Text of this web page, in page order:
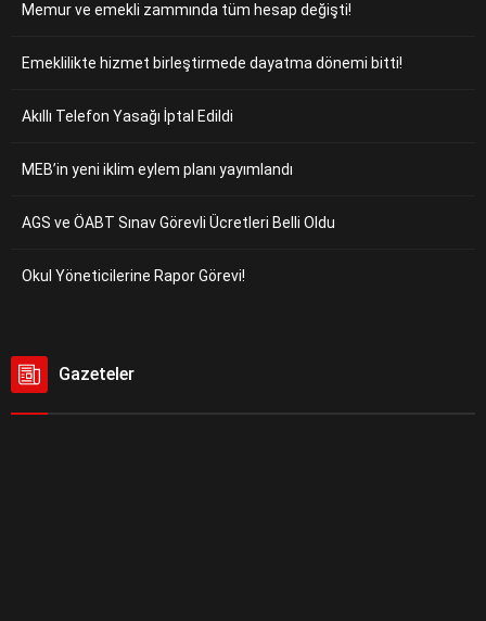
Memur ve emekli zammında tüm hesap değişti!
Emeklilikte hizmet birleştirmede dayatma dönemi bitti!
Akıllı Telefon Yasağı İptal Edildi
MEB’in yeni iklim eylem planı yayımlandı
AGS ve ÖABT Sınav Görevli Ücretleri Belli Oldu
Okul Yöneticilerine Rapor Görevi!
Gazeteler